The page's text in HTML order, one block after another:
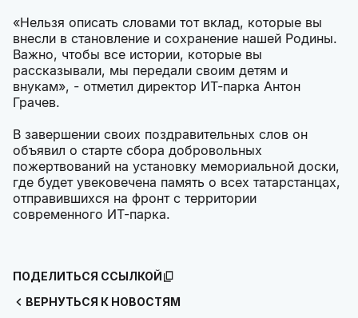
«Нельзя описать словами тот вклад, которые вы
внесли в становление и сохранение нашей Родины.
Важно, чтобы все истории, которые вы
рассказывали, мы передали своим детям и
внукам», - отметил директор ИТ-парка Антон
Грачев.
В завершении своих поздравительных слов он
объявил о старте сбора добровольных
пожертвований на установку мемориальной доски,
где будет увековечена память о всех татарстанцах,
отправившихся на фронт с территории
современного ИТ-парка.
ВЕРНУТЬСЯ К НОВОСТЯМ
ПОДЕЛИТЬСЯ ССЫЛКОЙ